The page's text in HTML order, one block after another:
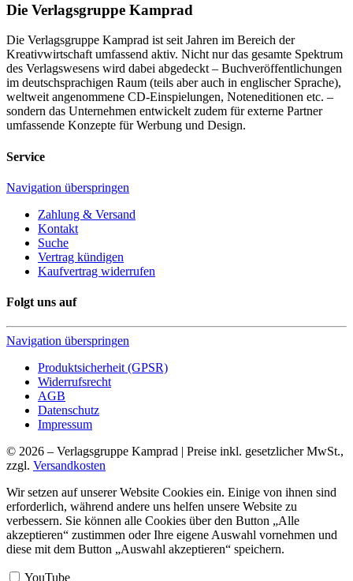
Die Verlagsgruppe Kamprad
Die Verlagsgruppe Kamprad ist seit Jahren im Bereich der
Kreativwirtschaft umfassend aktiv. Nicht nur das gesamte Spektrum
des Verlagswesens wird dabei abgedeckt – Buchveröffentlichungen
im deutschsprachigen Raum (teils aber auch in englischer Sprache),
weltweit angenommene CD-Einspielungen, Noteneditionen etc. –
sondern das Unternehmen entwickelt zudem für externe Partner
umfassende Konzepte für Werbung und Design.
Service
Navigation überspringen
Zahlung & Versand
Kontakt
Suche
Vertrag kündigen
Kaufvertrag widerrufen
Folgt uns auf
Navigation überspringen
Produktsicherheit (GPSR)
Widerrufsrecht
AGB
Datenschutz
Impressum
© 2026 – Verlagsgruppe Kamprad | Preise inkl. gesetzlicher MwSt.,
zzgl. Versandkosten
Wir setzen auf unserer Website Cookies ein. Einige von ihnen sind
erforderlich, während andere uns helfen unsere Website zu
verbessern. Sie können alle Cookies über den Button „Alle
akzeptieren“ zustimmen oder Ihre eigene Auswahl vornehmen und
diese mit dem Button „Auswahl akzeptieren“ speichern.
YouTube